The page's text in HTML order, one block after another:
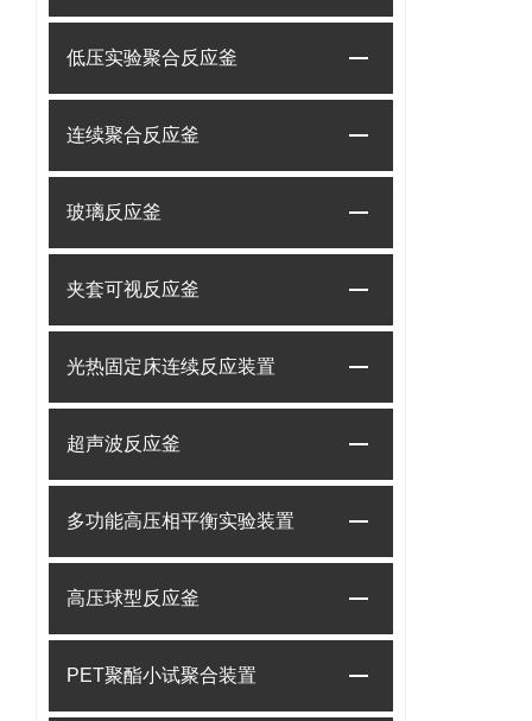
低压实验聚合反应釜
连续聚合反应釜
玻璃反应釜
夹套可视反应釜
光热固定床连续反应装置
超声波反应釜
多功能高压相平衡实验装置
高压球型反应釜
PET聚酯小试聚合装置